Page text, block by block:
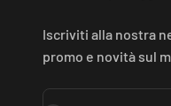
Iscriviti alla nostra
promo e novità sul